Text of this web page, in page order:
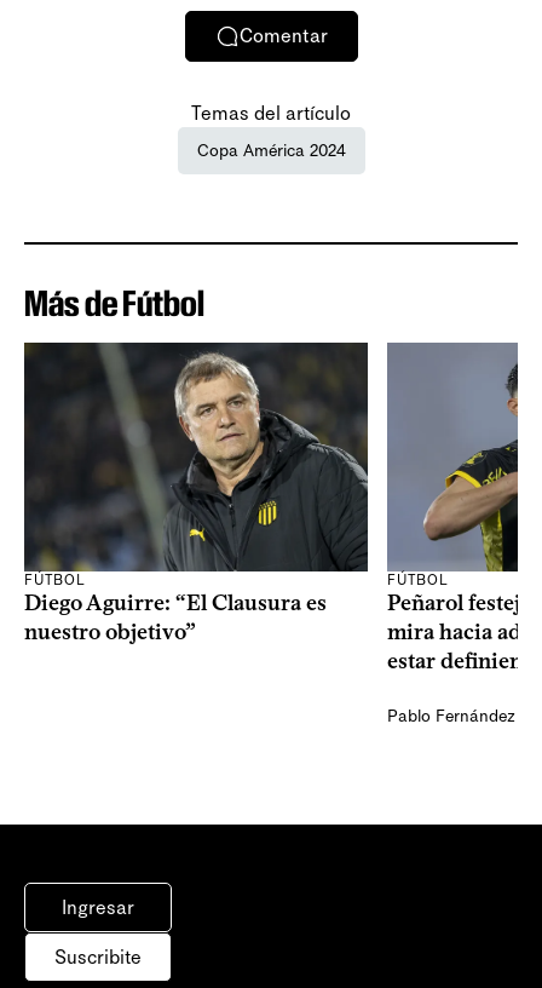
Comentar
Temas del artículo
Copa América 2024
Más de Fútbol
FÚTBOL
Diego Aguirre: “El Clausura es
nuestro objetivo”
FÚTBOL
Peñarol
mira hacia
estar
Pablo Fernández
Ingresar
Suscribite